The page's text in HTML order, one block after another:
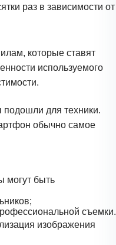
раз в зависимости от
которые ставят
используемого
для техники.
обычно самое
могут быть
съемки.
изображения